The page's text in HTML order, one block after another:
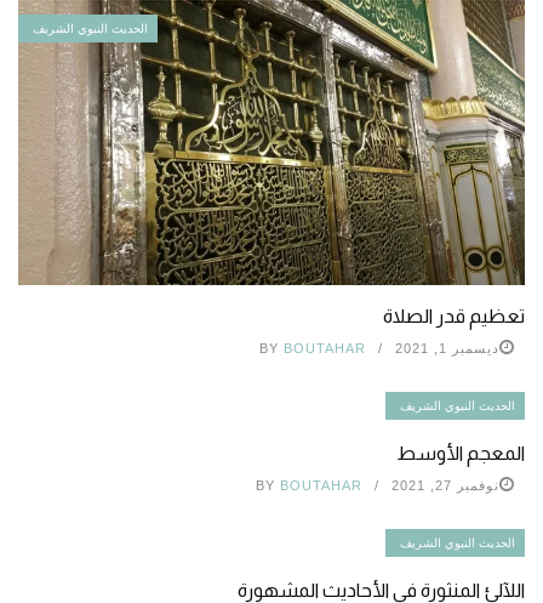
الحديث النبوي الشريف
تعظيم قدر الصلاة
ديسمبر 1, 2021 BY BOUTAHAR
الحديث النبوي الشريف
المعجم الأوسط
نوفمبر 27, 2021 BY BOUTAHAR
الحديث النبوي الشريف
اللآلئ المنثورة في الأحاديث المشهورة